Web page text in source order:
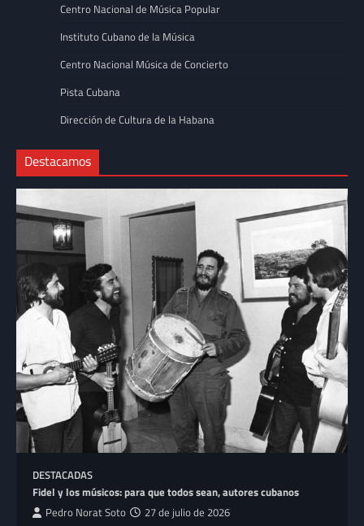
Centro Nacional de Música Popular
Instituto Cubano de la Música
Centro Nacional Música de Concierto
Pista Cubana
Dirección de Cultura de la Habana
Destacamos
DESTACADAS
Fidel y los músicos: para que todos sean, autores cubanos
Pedro Norat Soto 27 de julio de 2026